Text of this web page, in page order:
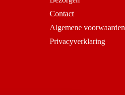
Contact
Algemene voorwaarden
Privacyverklaring